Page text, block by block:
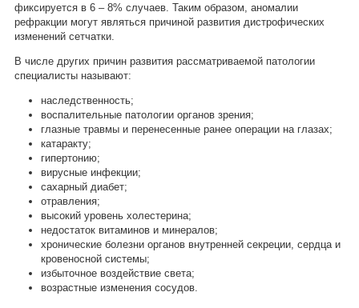
фиксируется в 6 – 8% случаев. Таким образом, аномалии
рефракции могут являться причиной развития дистрофических
изменений сетчатки.
В числе других причин развития рассматриваемой патологии
специалисты называют:
наследственность;
воспалительные патологии органов зрения;
глазные травмы и перенесенные ранее операции на глазах;
катаракту;
гипертонию;
вирусные инфекции;
сахарный диабет;
отравления;
высокий уровень холестерина;
недостаток витаминов и минералов;
хронические болезни органов внутренней секреции, сердца и
кровеносной системы;
избыточное воздействие света;
возрастные изменения сосудов.